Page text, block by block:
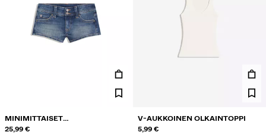
MINIMITTAISET
FARKKUSHORTSIT
25,99 €
V-AUKKOINEN OLKAINTOPPI
5,99 €